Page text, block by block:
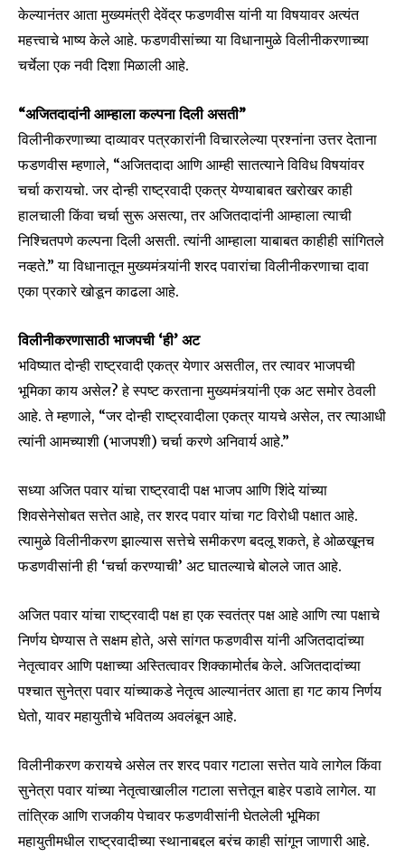
Join our community of
SUBSCRIBERS and be part of the
conversation.
or click the subscribe button below. Don't worry, we respect
your privacy and won't spam your inbox. Your information is
safe with us.
SUBSCRIBE
I've read and accept the Privacy Policy
केल्यानंतर आता मुख्यमंत्री देवेंद्र फडणवीस यांनी या विषयावर अत्यंत
महत्त्वाचे भाष्य केले आहे. फडणवीसांच्या या विधानामुळे विलीनीकरणाच्या
चर्चेला एक नवी दिशा मिळाली आहे.
“अजितदादांनी आम्हाला कल्पना दिली असती”
विलीनीकरणाच्या दाव्यावर पत्रकारांनी विचारलेल्या प्रश्नांना उत्तर देताना
फडणवीस म्हणाले, “अजितदादा आणि आम्ही सातत्याने विविध विषयांवर
चर्चा करायचो. जर दोन्ही राष्ट्रवादी एकत्र येण्याबाबत खरोखर काही
हालचाली किंवा चर्चा सुरू असत्या, तर अजितदादांनी आम्हाला त्याची
निश्चितपणे कल्पना दिली असती. त्यांनी आम्हाला याबाबत काहीही सांगितले
नव्हते.” या विधानातून मुख्यमंत्र्यांनी शरद पवारांचा विलीनीकरणाचा दावा
एका प्रकारे खोडून काढला आहे.
विलीनीकरणासाठी भाजपची ‘ही’ अट
भविष्यात दोन्ही राष्ट्रवादी एकत्र येणार असतील, तर त्यावर भाजपची
भूमिका काय असेल? हे स्पष्ट करताना मुख्यमंत्र्यांनी एक अट समोर ठेवली
आहे. ते म्हणाले, “जर दोन्ही राष्ट्रवादीला एकत्र यायचे असेल, तर त्याआधी
त्यांनी आमच्याशी (भाजपशी) चर्चा करणे अनिवार्य आहे.”
सध्या अजित पवार यांचा राष्ट्रवादी पक्ष भाजप आणि शिंदे यांच्या
शिवसेनेसोबत सत्तेत आहे, तर शरद पवार यांचा गट विरोधी पक्षात आहे.
त्यामुळे विलीनीकरण झाल्यास सत्तेचे समीकरण बदलू शकते, हे ओळखूनच
फडणवीसांनी ही ‘चर्चा करण्याची’ अट घातल्याचे बोलले जात आहे.
अजित पवार यांचा राष्ट्रवादी पक्ष हा एक स्वतंत्र पक्ष आहे आणि त्या पक्षाचे
निर्णय घेण्यास ते सक्षम होते, असे सांगत फडणवीस यांनी अजितदादांच्या
नेतृत्वावर आणि पक्षाच्या अस्तित्वावर शिक्कामोर्तब केले. अजितदादांच्या
पश्चात सुनेत्रा पवार यांच्याकडे नेतृत्व आल्यानंतर आता हा गट काय निर्णय
घेतो, यावर महायुतीचे भवितव्य अवलंबून आहे.
विलीनीकरण करायचे असेल तर शरद पवार गटाला सत्तेत यावे लागेल किंवा
सुनेत्रा पवार यांच्या नेतृत्वाखालील गटाला सत्तेतून बाहेर पडावे लागेल. या
तांत्रिक आणि राजकीय पेचावर फडणवीसांनी घेतलेली भूमिका
महायुतीमधील राष्ट्रवादीच्या स्थानाबद्दल बरंच काही सांगून जाणारी आहे.